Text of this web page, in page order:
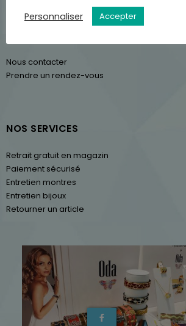
Nous contacter
Prendre un rendez-vous
NOS SERVICES
Retrait gratuit en magazin
Paiement sécurisé
Entretien montres
Entretien bijoux
Retourner un article
Personnaliser
Accepter